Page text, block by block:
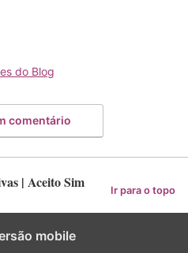
do Blog
comentário
| Aceito Sim Ir para o topo
mobile